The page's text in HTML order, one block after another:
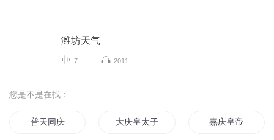
潍坊天气
7 2011
您是不是在找：
普天同庆 大庆皇太子 嘉庆皇帝